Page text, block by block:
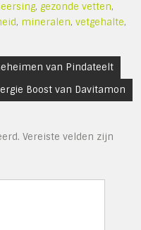
,gezonde vetten,
, mineralen,vetgehalte,
van Pindateelt
Boost van Davitamon
Vereiste velden zijn